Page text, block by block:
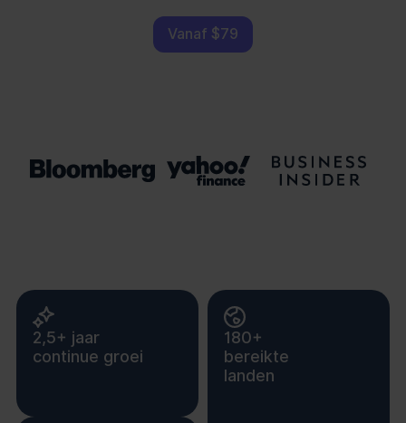
Vanaf $79
2,5+ jaar
continue groei
180+
bereikte
landen